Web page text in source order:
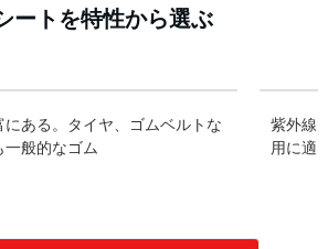
ートを特性から選ぶ
にある。タイヤ、ゴムベルトな
一般的なゴム
紫外線
用に適